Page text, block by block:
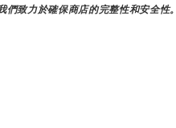
致力於確保商店的完整性和安全性。